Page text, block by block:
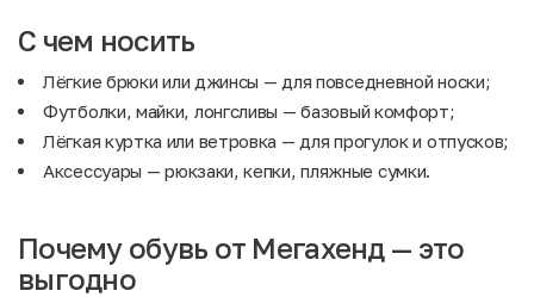
С чем носить
Лёгкие брюки или джинсы — для повседневной носки;
Футболки, майки, лонгсливы — базовый комфорт;
Лёгкая куртка или ветровка — для прогулок и отпусков;
Аксессуары — рюкзаки, кепки, пляжные сумки.
Почему обувь от Мегахенд — это
выгодно